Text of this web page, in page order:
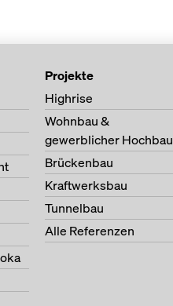
Projekte
Highrise
Wohnbau &
gewerblicher Hochbau
Brückenbau
Kraftwerksbau
Tunnelbau
Alle Referenzen